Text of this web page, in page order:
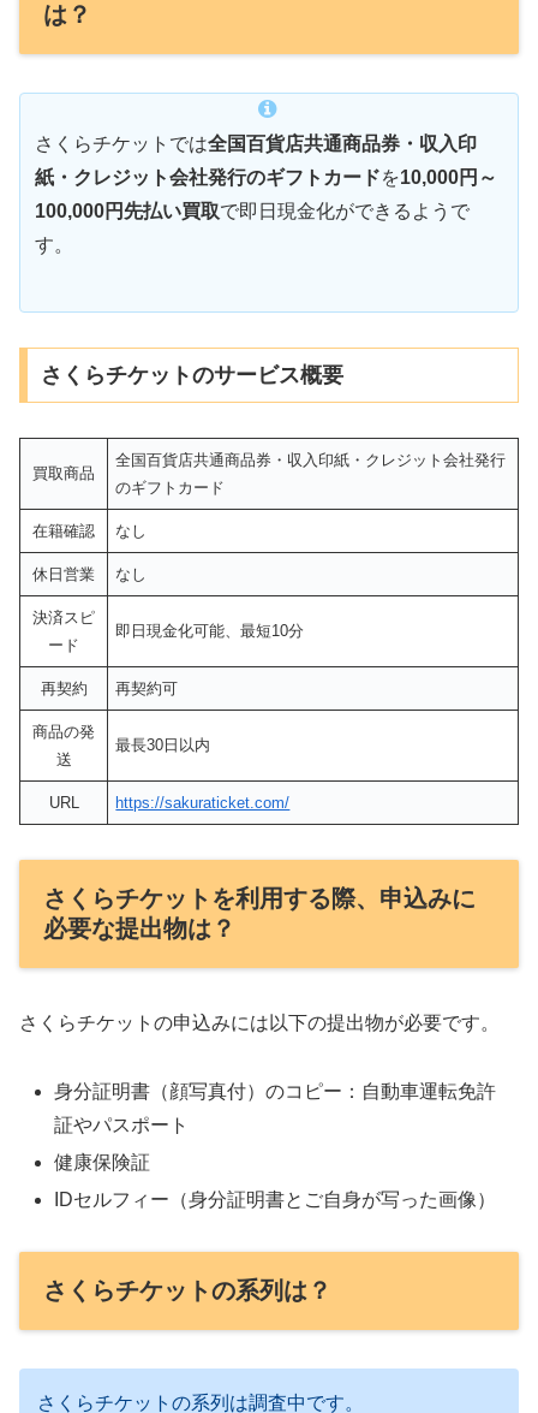
は？
さくらチケットでは全国百貨店共通商品券・収入印
紙・クレジット会社発行のギフトカードを10,000円～
100,000円 先払い買取で即日現金化ができるようで
す。
さくらチケットのサービス概要
買取商品
全国百貨店共通商品券・収入印紙・クレジット会社発行
のギフトカード
在籍確認 なし
休日営業 なし
決済スピ
ード
即日現金化可能、最短10分
再契約 再契約可
商品の発
送
最長30日以内
URL https://sakuraticket.com/
さくらチケットを利用する際、申込みに
必要な提出物は？
さくらチケットの申込みには以下の提出物が必要です。
身分証明書（顔写真付）のコピー：自動車運転免許
証やパスポート
健康保険証
IDセルフィー（身分証明書とご自身が写った画像）
さくらチケットの系列は？
さくらチケットの系列は調査中です。